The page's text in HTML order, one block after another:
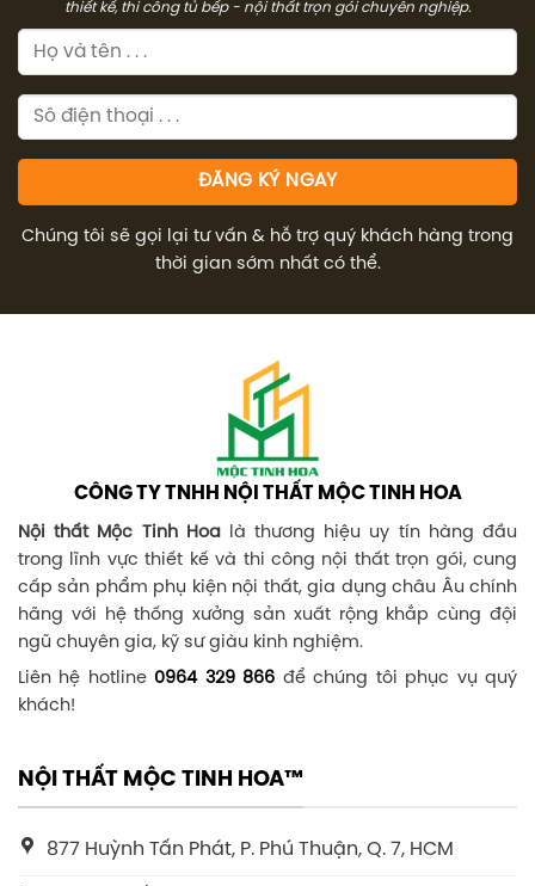
thiết kế, thi công tủ bếp - nội thất trọn gói chuyên nghiệp.
Chúng tôi sẽ gọi lại tư vấn & hỗ trợ quý khách hàng trong
thời gian sớm nhất có thể.
CÔNG TY TNHH NỘI THẤT MỘC TINH HOA
Nội thất Mộc Tinh Hoalà thương hiệu uy tín hàng đầu
trong lĩnh vực thiết kế và thi công nội thất trọn gói, cung
cấp sản phẩm phụ kiện nội thất, gia dụng châu Âu chính
hãng với hệ thống xưởng sản xuất rộng khắp cùng đội
ngũ chuyên gia, kỹ sư giàu kinh nghiệm.
Liên hệ hotline 0964 329 866 để chúng tôi phục vụ quý
khách!
NỘI THẤT MỘC TINH HOA™
877 Huỳnh Tấn Phát, P. Phú Thuận, Q. 7, HCM